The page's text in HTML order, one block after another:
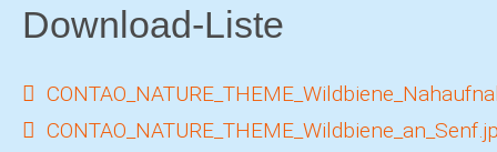
Download-Liste